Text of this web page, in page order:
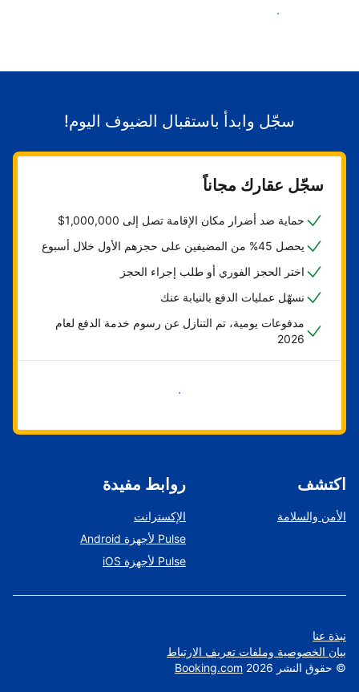
ابدأ باستقبال الضيوف
سجّل وابدأ باستقبال الضيوف اليوم!
سجّل عقارك مجاناً
حماية ضد أضرار مكان الإقامة تصل إلى 1,000,000$
يحصل 45% من المضيفين على حجزهم الأول خلال أسبوع
اختر الحجز الفوري أو طلب إجراء الحجز
نسهّل عمليات الدفع بالنيابة عنك
مدفوعات يومية، تم التنازل عن رسوم خدمة الدفع لعام
2026
ابدأ الآن
اكتشف
الأمن والسلامة
روابط مفيدة
الإكسترانت
Pulse لأجهزة Android
Pulse لأجهزة iOS
نبذة عنا
بيان الخصوصية وملفات تعريف الارتباط
© حقوق النشر Booking.com 2026